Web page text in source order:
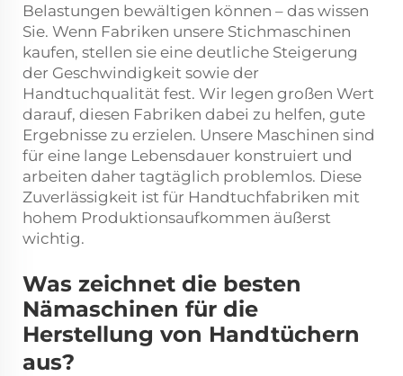
Belastungen bewältigen können – das wissen
Sie. Wenn Fabriken unsere Stichmaschinen
kaufen, stellen sie eine deutliche Steigerung
der Geschwindigkeit sowie der
Handtuchqualität fest. Wir legen großen Wert
darauf, diesen Fabriken dabei zu helfen, gute
Ergebnisse zu erzielen. Unsere Maschinen sind
für eine lange Lebensdauer konstruiert und
arbeiten daher tagtäglich problemlos. Diese
Zuverlässigkeit ist für Handtuchfabriken mit
hohem Produktionsaufkommen äußerst
wichtig.
Was zeichnet die besten
Nämaschinen für die
Herstellung von Handtüchern
aus?